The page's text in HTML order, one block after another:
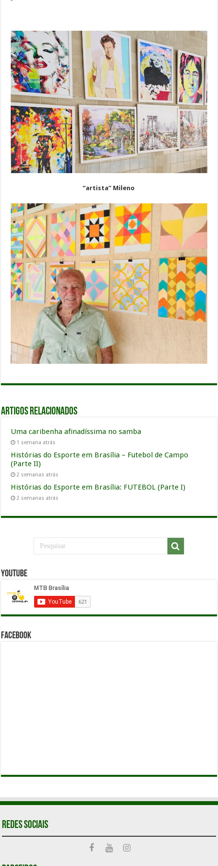
“artista” Mileno
Artigos relacionados
Uma caribenha afinadíssima no samba
1 semana atrás
Histórias do Esporte em Brasília – Futebol de Campo
(Parte II)
2 semanas atrás
Histórias do Esporte em Brasília: FUTEBOL (Parte I)
2 semanas atrás
YouTube
Facebook
Redes Sociais